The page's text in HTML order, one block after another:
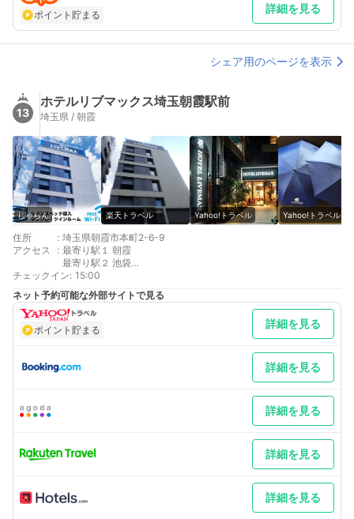
際に満車時はお客様ご負担で有料コインパーキングのご利用をお
願いいたします。 車以外／東武東上線池袋駅から急行に乗る。約
20分で志木駅に着く
ポイント貯まる 詳細を見る
シェア用のページを表示
13
ホテルリブマックス埼玉朝霞駅前
埼玉県 / 朝霞
じゃらん 楽天トラベル Yahoo!トラベル Yahoo!トラベル
住所 : 埼玉県朝霞市本町2-6-9
アクセス
: 最寄り駅１ 朝霞
最寄り駅２ 池袋
補足 車／当館に駐車場・提携駐車場はございません。徒歩5分以
内 周辺のパーキング情報↓↓朝霞市本町駐車場8：00～21：
00 20分100円 21：00～8：00 60分100円※提携はしてお
りません 満車の場合はご容赦下さい。
チェックイン: 15:00
ネット予約可能な外部サイトで見る
ポイント貯まる 詳細を見る
詳細を見る
詳細を見る
詳細を見る
詳細を見る